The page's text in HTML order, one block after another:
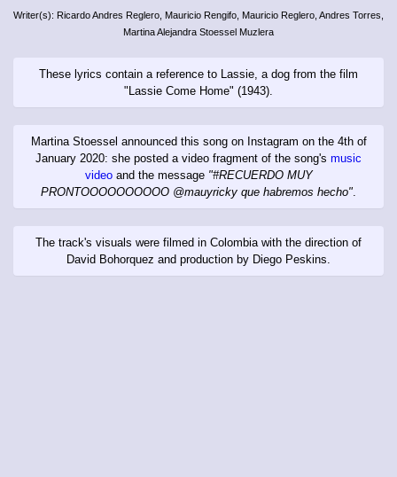
Writer(s): Ricardo Andres Reglero, Mauricio Rengifo, Mauricio Reglero, Andres Torres,
Martina Alejandra Stoessel Muzlera
These lyrics contain a reference to Lassie, a dog from the film
"Lassie Come Home" (1943).
Martina Stoessel announced this song on Instagram on the 4th of
January 2020: she posted a video fragment of the song's music
videoand the message "#RECUERDO MUY
PRONTOOOOOOOOOO @mauyricky que habremos hecho"
The track's visuals were filmed in Colombia with the direction of
David Bohorquez and production by Diego Peskins.